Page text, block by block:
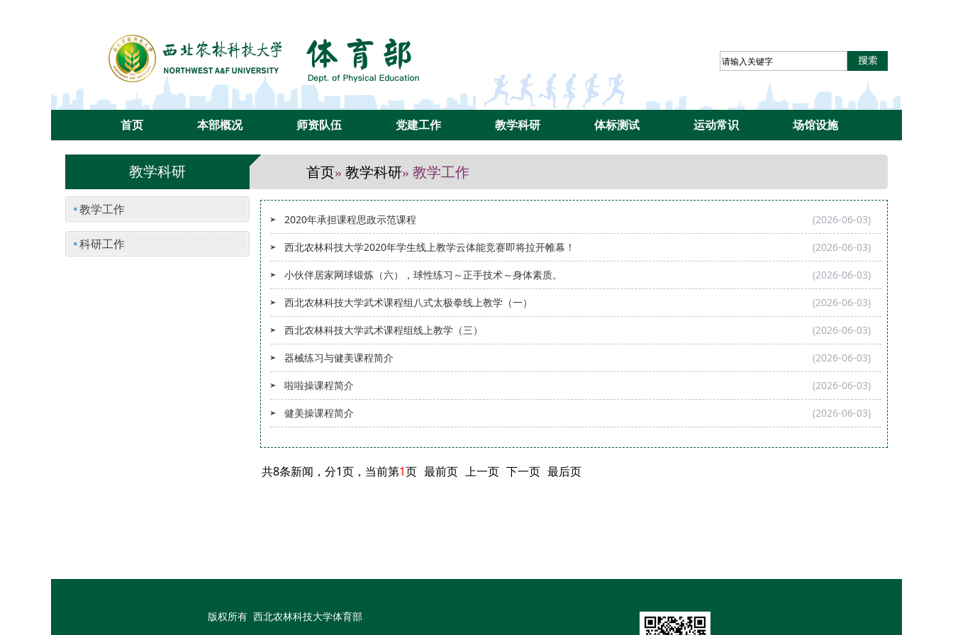
首页 本部概况 师资队伍 党建工作 教学科研 体标测试 运动常识 场馆设施
教学科研 首页» 教学科研» 教学工作
教学工作
科研工作
(2026-06-03)
2020年承担课程思政示范课程
(2026-06-03)
西北农林科技大学2020年学生线上教学云体能竞赛即将拉开帷幕！
(2026-06-03)
小伙伴居家网球锻炼（六），球性练习～正手技术～身体素质。
(2026-06-03)
西北农林科技大学武术课程组八式太极拳线上教学（一）
(2026-06-03)
西北农林科技大学武术课程组线上教学（三）
(2026-06-03)
器械练习与健美课程简介
(2026-06-03)
啦啦操课程简介
(2026-06-03)
健美操课程简介
共8条新闻，分1页，当前第1页 最前页 上一页 下一页 最后页
版权所有 西北农林科技大学体育部